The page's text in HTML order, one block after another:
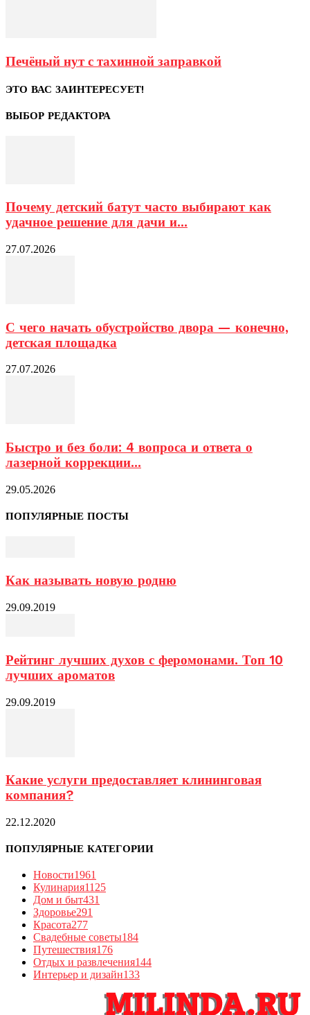
Печёный нут с тахинной заправкой
ЭТО ВАС ЗАИНТЕРЕСУЕТ!
ВЫБОР РЕДАКТОРА
Почему детский батут часто выбирают как
удачное решение для дачи и...
27.07.2026
С чего начать обустройство двора — конечно,
детская площадка
27.07.2026
Быстро и без боли: 4 вопроса и ответа о
лазерной коррекции...
29.05.2026
ПОПУЛЯРНЫЕ ПОСТЫ
Как называть новую родню
29.09.2019
Рейтинг лучших духов с феромонами. Топ 10
лучших ароматов
29.09.2019
Какие услуги предоставляет клининговая
компания?
22.12.2020
ПОПУЛЯРНЫЕ КАТЕГОРИИ
Новости1961
Кулинария1125
Дом и быт431
Здоровье291
Красота277
Свадебные советы184
Путешествия176
Отдых и развлечения144
Интерьер и дизайн133